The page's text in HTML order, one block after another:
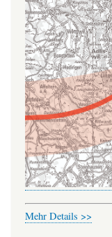
Mehr Details >>